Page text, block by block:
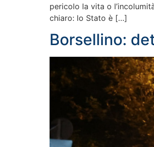
pericolo la vita o
chiaro: lo Stato è […]
Borsellino: